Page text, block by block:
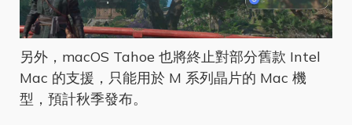
另外，macOS Tahoe 也將終止對部分舊款 Intel
Mac 的支援，只能用於 M 系列晶片的 Mac 機
型，預計秋季發布。